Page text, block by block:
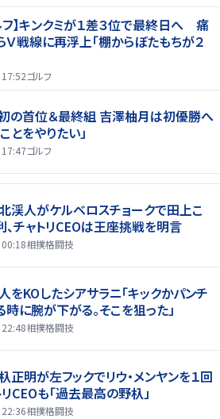
フ】キンクミが１差３位で最終日へ 痛
Ｖ戦線に再浮上「棚からぼたもちが２
ゴルフ
の首位＆最終組 吉澤柚月は初優勝へ
とをやりたい」
ゴルフ
北渓人がケルベロスチョークで田上こ
、チャトリCEOは王座挑戦を明言
相撲格闘技
人をKOしたシアサラニ「キックかパンチ
に腕が下がる。そこを狙った」
相撲格闘技
杁正明が左フックでリウ・メンヤンを１回
リCEOも「過去最高の野杁」
相撲格闘技